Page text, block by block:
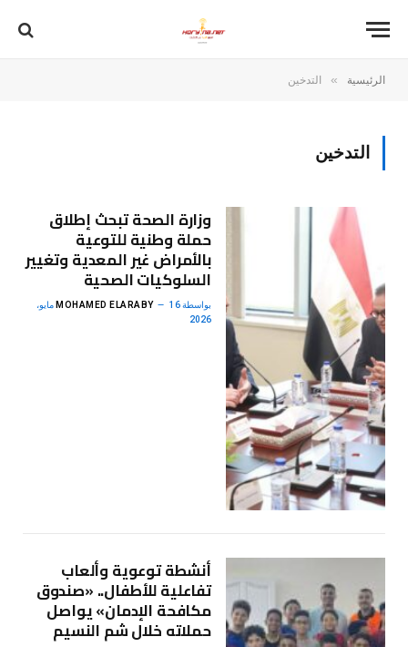
الرئيسية » التدخين
التدخين
وزارة الصحة تبحث إطلاق
حملة وطنية للتوعية
بالأمراض غير المعدية وتغيير
السلوكيات الصحية
بواسطة MOHAMED ELARABY 16 مايو،
2026
أنشطة توعوية وألعاب
تفاعلية للأطفال.. «صندوق
مكافحة الإدمان» يواصل
حملاته خلال شم النسيم